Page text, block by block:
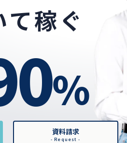
稼ぐ
%
資料請求
- Request -